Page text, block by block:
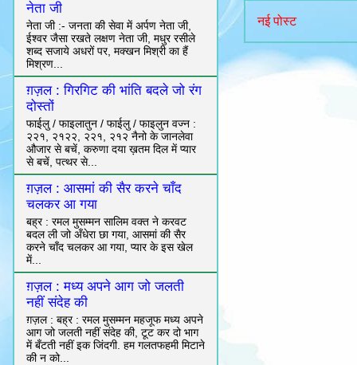
नई पोस्ट
नेता जी
नेता जी :- जनता की सेवा में अर्पण नेता जी,
ईश्वर जैसा रखते लक्षण नेता जी, मधुर रसीले
शब्द सजाये अधरों पर, मक्खन मिश्री का हैं
मिश्रण...
ग़ज़ल : गिरगिट की भांति बदले जो रंग
दोस्तों
फाईलु / फाइलातुन / फाईलु / फाइलुन वज्न :
२२१, २१२२, २२१, २१२ नैनो के जानलेवा
औजार से बचें, करुणा दया ख़तम दिल में प्यार
से बचें, पत्थर से...
ग़ज़ल : आसमां की सैर करने चाँद
चलकर आ गया
बह्र : रमल मुसम्मन सालिम वक्त ने करवट
बदल ली जो अँधेरा छा गया, आसमां की सैर
करने चाँद चलकर आ गया, प्यार के इस खेल
में...
ग़ज़ल : मध्य अपने आग जो जलती
नहीं संदेह की
ग़ज़ल : बह्र : रमल मुसम्मन महजूफ मध्य अपने
आग जो जलती नहीं संदेह की, टूट कर दो भाग
में बँटती नहीं इक जिंदगी. हम गलतफहमी मिटाने
की न को...